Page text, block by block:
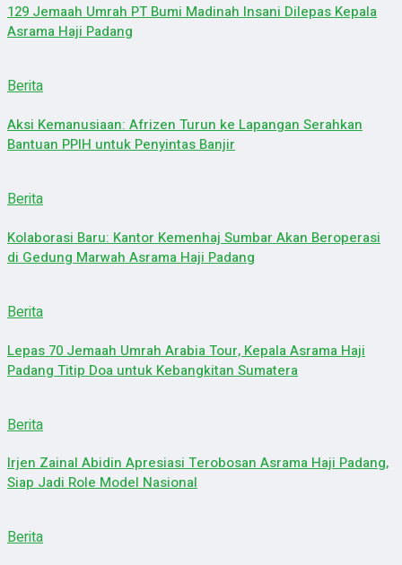
129 Jemaah Umrah PT Bumi Madinah Insani Dilepas Kepala
Asrama Haji Padang
Berita
Aksi Kemanusiaan: Afrizen Turun ke Lapangan Serahkan
Bantuan PPIH untuk Penyintas Banjir
Berita
Kolaborasi Baru: Kantor Kemenhaj Sumbar Akan Beroperasi
di Gedung Marwah Asrama Haji Padang
Berita
Lepas 70 Jemaah Umrah Arabia Tour, Kepala Asrama Haji
Padang Titip Doa untuk Kebangkitan Sumatera
Berita
Irjen Zainal Abidin Apresiasi Terobosan Asrama Haji Padang,
Siap Jadi Role Model Nasional
Berita